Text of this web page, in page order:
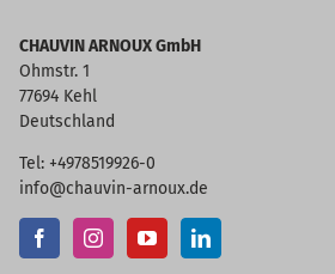
CHAUVIN ARNOUX GmbH
Ohmstr. 1
77694 Kehl
Deutschland
Tel: +4978519926-0
info@chauvin-arnoux.de